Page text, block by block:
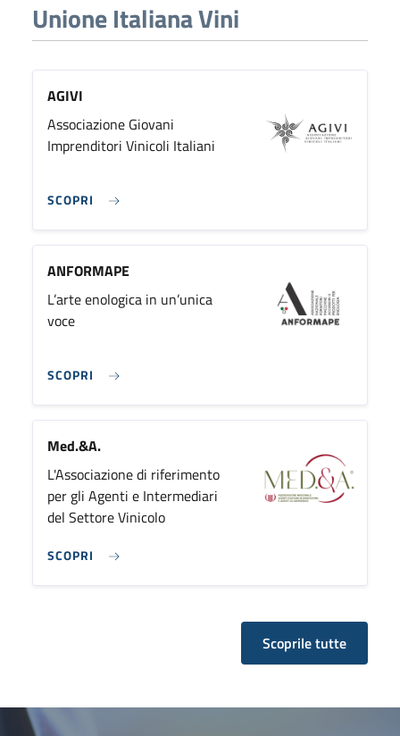
Unione Italiana Vini
AGIVI
Associazione Giovani
Imprenditori Vinicoli Italiani
SCOPRI
ANFORMAPE
L’arte enologica in un’unica
voce
SCOPRI
Med.&A.
L'Associazione di riferimento
per gli Agenti e Intermediari
del Settore Vinicolo
SCOPRI
Scoprile tutte